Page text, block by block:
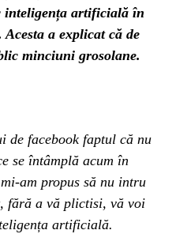
inteligența artificială în
a explicat că de
minciuni grosolane.
de facebook faptul că nu
se întâmplă acum în
am propus să nu intru
fără a vă plictisi, vă voi
artificială.